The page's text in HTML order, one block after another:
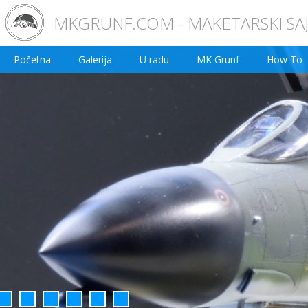
MKGRUNF.COM - MAKETARSKI
Početna Galerija U radu MK Grunf How To